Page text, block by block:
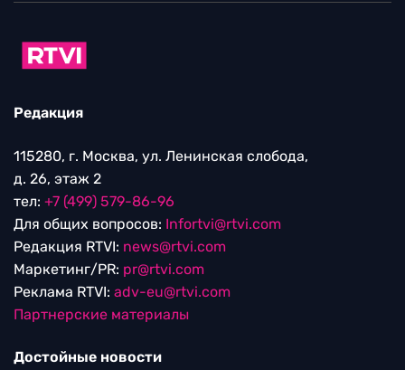
Редакция
115280, г. Москва, ул. Ленинская слобода,
д. 26, этаж 2
тел: +7 (499) 579-86-96
Для общих вопросов: Infortvi@rtvi.com
Редакция RTVI: news@rtvi.com
Маркетинг/PR: pr@rtvi.com
Реклама RTVI: adv-eu@rtvi.com
Партнерские материалы
Достойные новости